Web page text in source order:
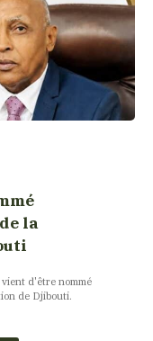
la
d'être nommé
de Djibouti.